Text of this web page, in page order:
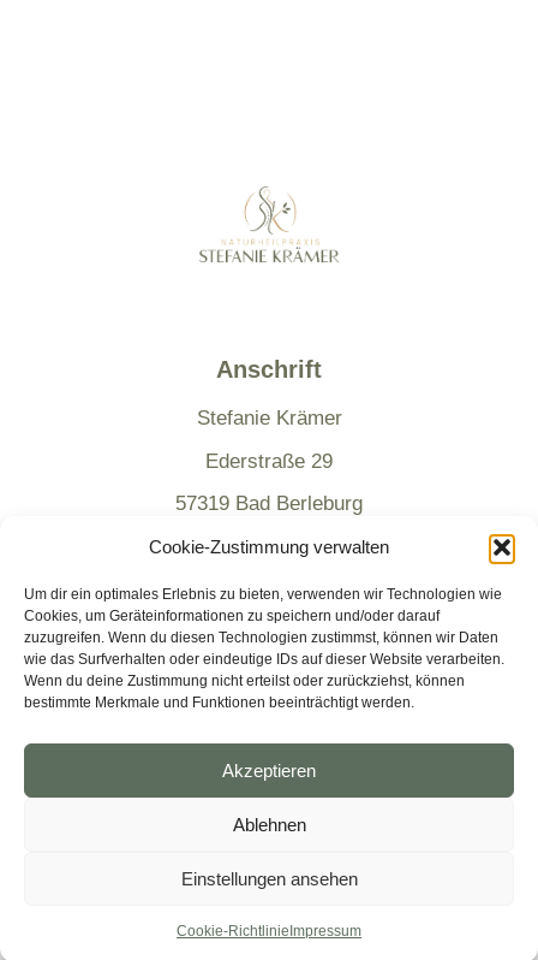
Cookie-Zustimmung verwalten
Um dir ein optimales Erlebnis zu bieten, verwenden wir Technologien wie
Cookies, um Geräteinformationen zu speichern und/oder darauf
zuzugreifen. Wenn du diesen Technologien zustimmst, können wir Daten
wie das Surfverhalten oder eindeutige IDs auf dieser Website verarbeiten.
Wenn du deine Zustimmung nicht erteilst oder zurückziehst, können
bestimmte Merkmale und Funktionen beeinträchtigt werden.
Akzeptieren
Ablehnen
Einstellungen ansehen
Cookie-Richtlinie Impressum
Anschrift
Stefanie Krämer
Ederstraße 29
57319 Bad Berleburg
Mail: info@sk-hp.de